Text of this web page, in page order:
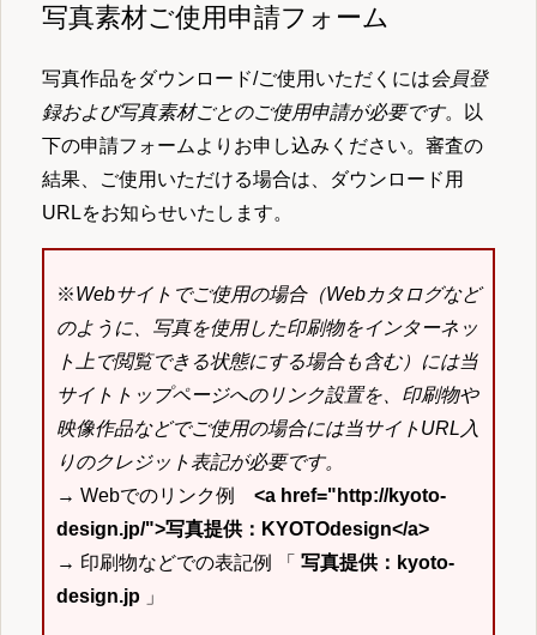
写真素材ご使用申請フォーム
写真作品をダウンロード/ご使用いただくには会員登
録および写真素材ごとのご使用申請が必要です。以
下の申請フォームよりお申し込みください。審査の
結果、ご使用いただける場合は、ダウンロード用
URLをお知らせいたします。
※Webサイトでご使用の場合（Webカタログなど
のように、写真を使用した印刷物をインターネッ
ト上で閲覧できる状態にする場合も含む）には当
サイトトップページへのリンク設置を、印刷物や
映像作品などでご使用の場合には当サイトURL入
りのクレジット表記が必要です。
→ Webでのリンク例 <a href="http://kyoto-
design.jp/">写真提供：KYOTOdesign</a>
→ 印刷物などでの表記例 「 写真提供：kyoto-
design.jp 」